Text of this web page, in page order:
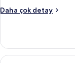
için
görün
Daha çok detay
Executive
Büyük
(King)
Executive